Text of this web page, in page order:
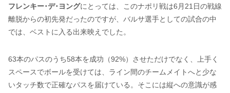
フレンキー･デ･ヨングにとっては、このナポリ戦は6月21日の戦線
離脱からの初先発だったのですが、バルサ選手としての試合の中
では、ベストに入る出来映えでした。
63本のパスのうち58本を成功（92%）させただけでなく、上手く
スペースでボールを受けては、ライン間のチームメイトへと少な
いタッチ数で正確なパスを届けている。そこには縦への意識が感